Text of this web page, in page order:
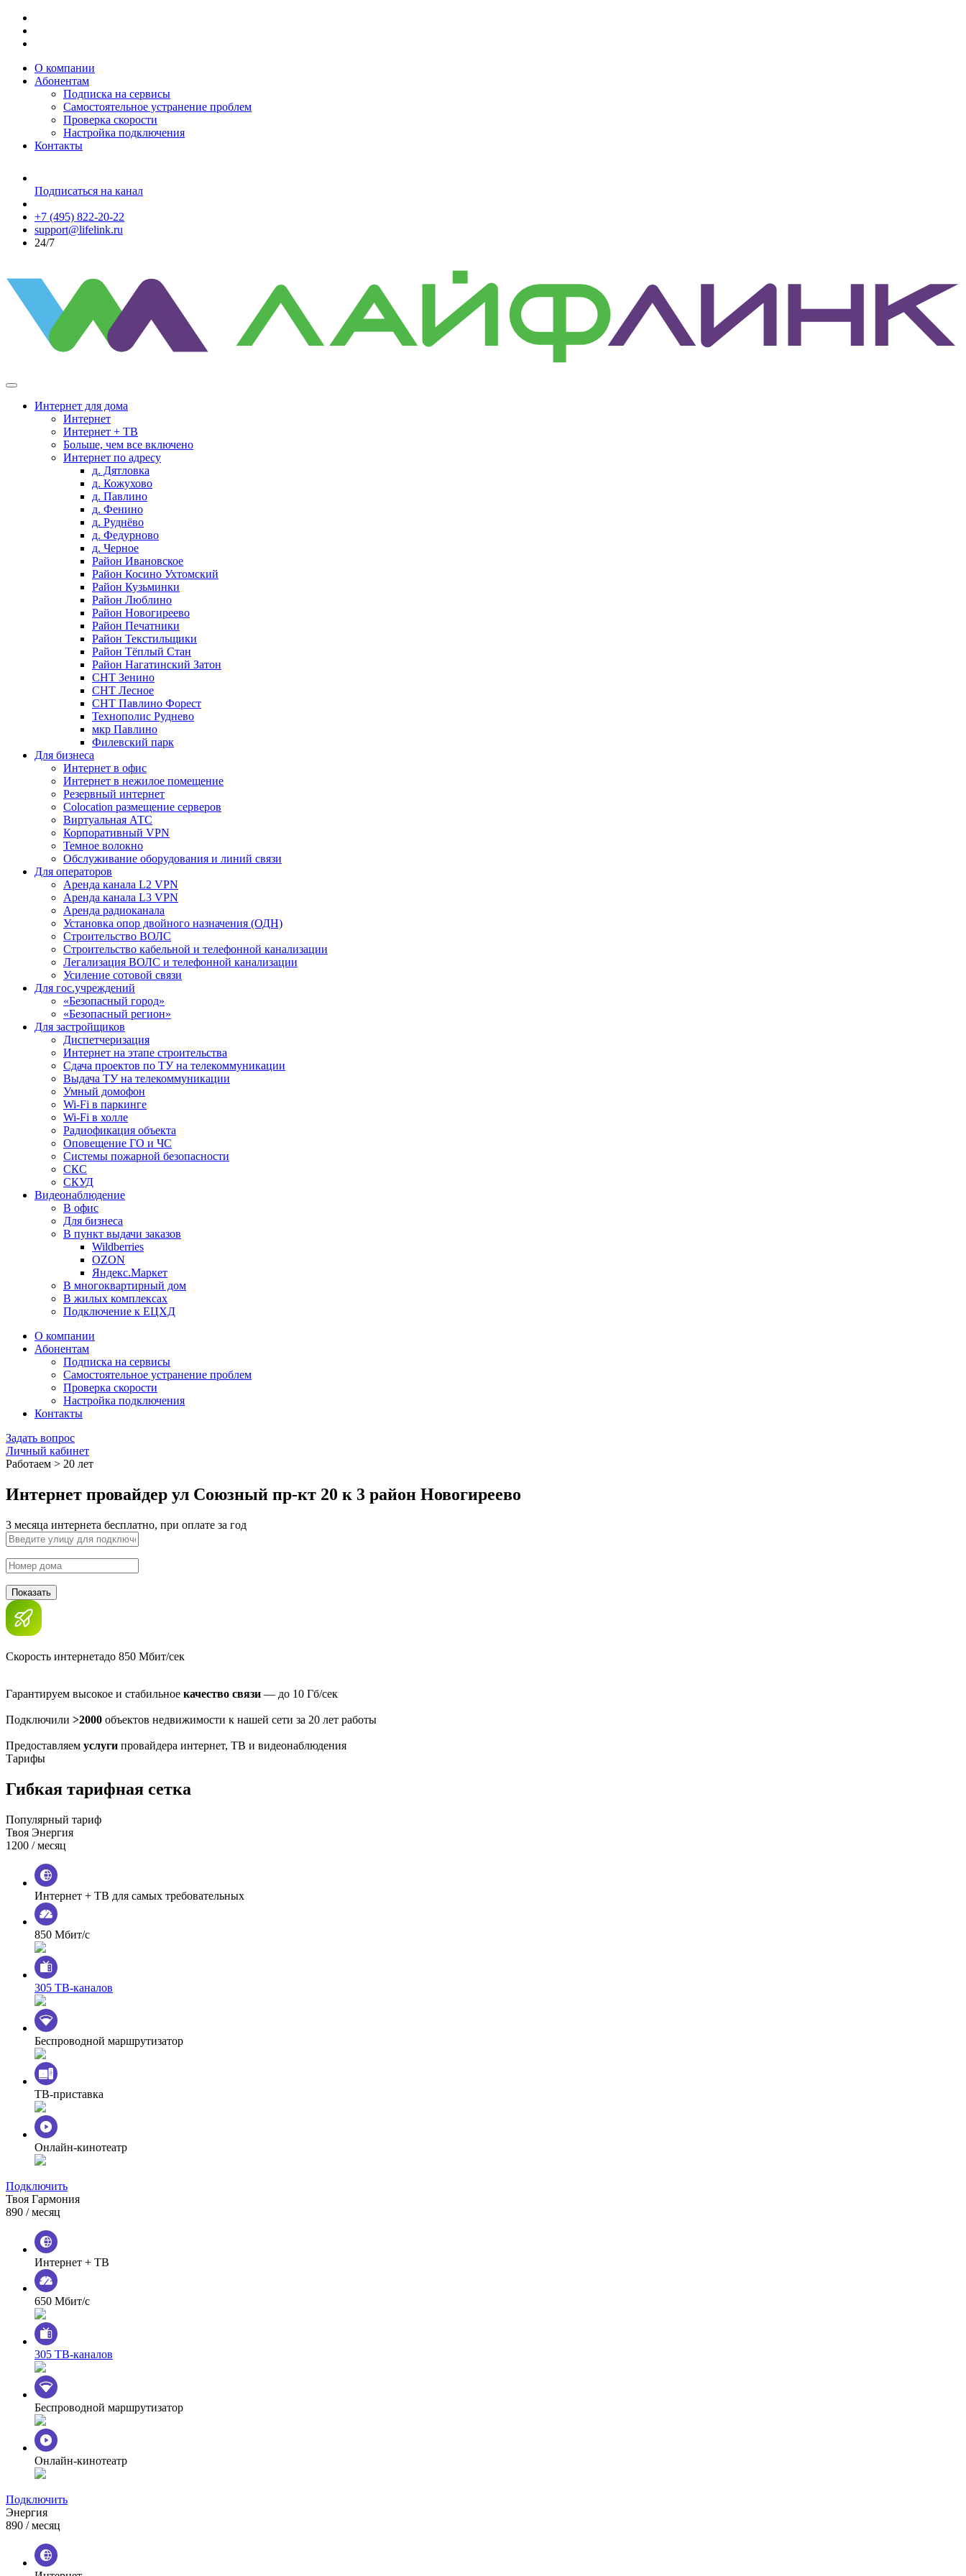
О компании
Абонентам
Подписка на сервисы
Самостоятельное устранение проблем
Проверка скорости
Настройка подключения
Контакты
Подписаться на канал
+7 (495) 822-20-22
support@lifelink.ru
24/7
Интернет для дома
Интернет
Интернет + ТВ
Больше, чем все включено
Интернет по адресу
д. Дятловка
д. Кожухово
д. Павлино
д. Фенино
д. Руднёво
д. Федурново
д. Черное
Район Ивановское
Район Косино Ухтомский
Район Кузьминки
Район Люблино
Район Новогиреево
Район Печатники
Район Текстильщики
Район Тёплый Стан
Район Нагатинский Затон
СНТ Зенино
СНТ Лесное
СНТ Павлино Форест
Технополис Руднево
мкр Павлино
Филевский парк
Для бизнеса
Интернет в офис
Интернет в нежилое помещение
Резервный интернет
Colocation размещение серверов
Виртуальная АТС
Корпоративный VPN
Темное волокно
Обслуживание оборудования и линий связи
Для операторов
Аренда канала L2 VPN
Аренда канала L3 VPN
Аренда радиоканала
Установка опор двойного назначения (ОДН)
Строительство ВОЛС
Строительство кабельной и телефонной канализации
Легализация ВОЛС и телефонной канализации
Усиление сотовой связи
Для гос.учреждений
«Безопасный город»
«Безопасный регион»
Для застройщиков
Диспетчеризация
Интернет на этапе строительства
Сдача проектов по ТУ на телекоммуникации
Выдача ТУ на телекоммуникации
Умный домофон
Wi-Fi в паркинге
Wi-Fi в холле
Радиофикация объекта
Оповещение ГО и ЧС
Системы пожарной безопасности
СКС
СКУД
Видеонаблюдение
В офис
Для бизнеса
В пункт выдачи заказов
Wildberries
OZON
Яндекс.Маркет
В многоквартирный дом
В жилых комплексах
Подключение к ЕЦХД
О компании
Абонентам
Подписка на сервисы
Самостоятельное устранение проблем
Проверка скорости
Настройка подключения
Контакты
Задать вопрос
Личный кабинет
Работаем > 20 лет
Интернет провайдер ул Союзный пр-кт 20 к 3 район Новогиреево
3 месяца интернета бесплатно, при оплате за год
Показать
Скорость интернетадо 850 Мбит/сек
Гарантируем высокое и стабильное качество связи — до 10 Гб/сек
Подключили >2000 объектов недвижимости к нашей сети за 20 лет работы
Предоставляем услуги провайдера интернет, ТВ и видеонаблюдения
Тарифы
Гибкая тарифная сетка
Популярный тариф
Твоя Энергия
1200 / месяц
Интернет + ТВ для самых требовательных
850 Мбит/с
305 ТВ-каналов
Беспроводной маршрутизатор
ТВ-приставка
Онлайн-кинотеатр
Подключить
Твоя Гармония
890 / месяц
Интернет + ТВ
650 Мбит/с
305 ТВ-каналов
Беспроводной маршрутизатор
Онлайн-кинотеатр
Подключить
Энергия
890 / месяц